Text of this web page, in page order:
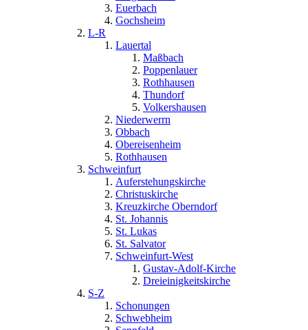
Euerbach
Gochsheim
L-R
Lauertal
Maßbach
Poppenlauer
Rothhausen
Thundorf
Volkershausen
Niederwerrn
Obbach
Obereisenheim
Rothhausen
Schweinfurt
Auferstehungskirche
Christuskirche
Kreuzkirche Oberndorf
St. Johannis
St. Lukas
St. Salvator
Schweinfurt-West
Gustav-Adolf-Kirche
Dreieinigkeitskirche
S-Z
Schonungen
Schwebheim